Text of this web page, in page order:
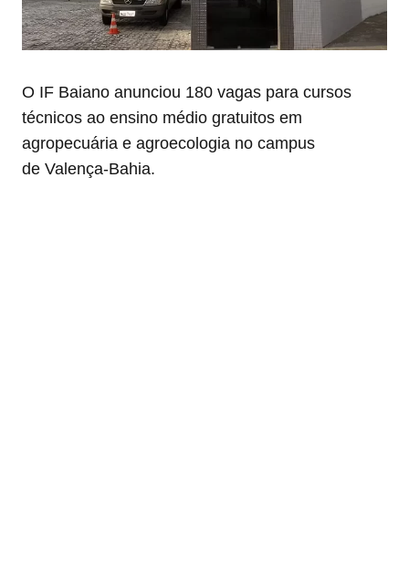
O IF Baiano anunciou 180 vagas para cursos
técnicos ao ensino médio gratuitos em
agropecuária e agroecologia no campus
de Valença-Bahia.